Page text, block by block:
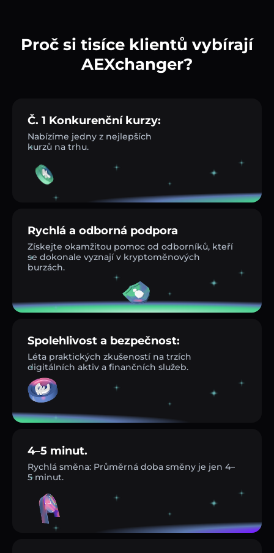
Proč si tisíce klientů vybírají
AEXchanger?
Č. 1 Konkurenční kurzy:
Nabízíme jedny z nejlepších
kurzů na trhu.
Rychlá a odborná podpora
Získejte okamžitou pomoc od odborníků, kteří
se dokonale vyznají v kryptoměnových
burzách.
Spolehlivost a bezpečnost:
Léta praktických zkušeností na trzích
digitálních aktiv a finančních služeb.
4–5 minut.
Rychlá směna: Průměrná doba směny je jen 4–
5 minut.